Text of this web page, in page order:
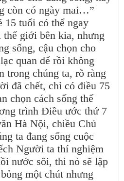
còn có ngày mai…”
15 tuổi có thể ngay
giới bên kia, nhưng
sống, cậu chọn cho
quan để rồi không
trong chúng ta, rõ ràng
đã chết, chỉ có điều 75
chọn cách sống thế
trình Điều ước thứ 7
Hà Nội, chiều Chủ
ta đang sống cuộc
Người ta thí nghiệm
nước sôi, thì nó sẽ lập
một chút nhưng